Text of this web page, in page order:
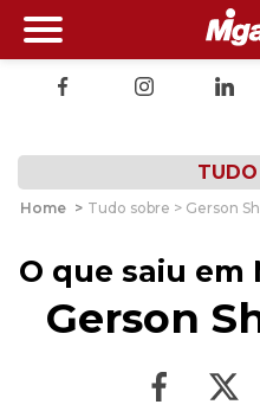
Home > Tudo sobre > Gerson
O que saiu em
Gerson